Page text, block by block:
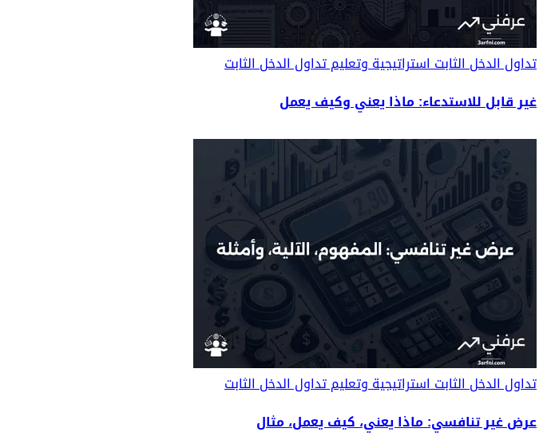
تداول الدخل الثابتاستراتيجية وتعليم تداول الدخل الثابت
غير قابل للاستدعاء: ماذا يعني وكيف يعمل
تداول الدخل الثابتاستراتيجية وتعليم تداول الدخل الثابت
عرض غير تنافسي: ماذا يعني، كيف يعمل، مثال